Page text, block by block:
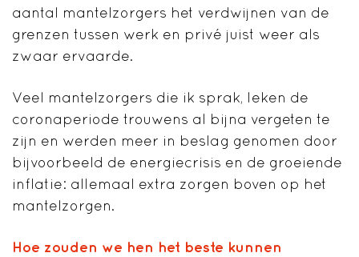
aantal mantelzorgers het verdwijnen van de
grenzen tussen werk en privé juist weer als
zwaar ervaarde.
Veel mantelzorgers die ik sprak, leken de
coronaperiode trouwens al bijna vergeten te
zijn en werden meer in beslag genomen door
bijvoorbeeld de energiecrisis en de groeiende
inflatie: allemaal extra zorgen boven op het
mantelzorgen.
Hoe zouden we hen het beste kunnen